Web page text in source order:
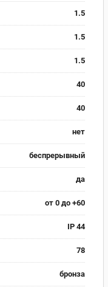
1.5
1.5
1.5
40
40
нет
беспрерывный
да
от 0 до +60
IP 44
78
бронза